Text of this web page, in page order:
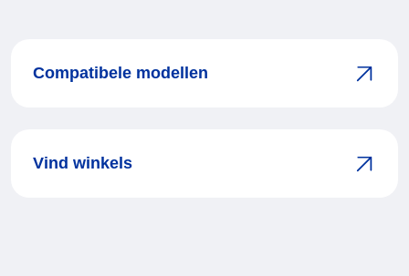
Compatibele modellen
Vind winkels